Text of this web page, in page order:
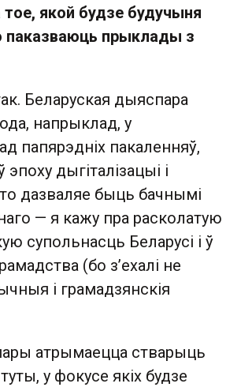
якой будзе будучыня
паказваюць прыклады з
Беларуская дыяспара
напрыклад, у
папярэдніх пакаленняў,
дыгіталізацыі і
дазваляе быць бачнымі
— я кажу пра расколатую
супольнасць Беларусі і ў
(бо з’ехалі не
і грамадзянскія
атрымаецца стварыць
у фокусе якіх будзе